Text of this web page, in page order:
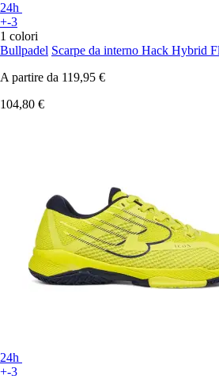
24h
+-3
1 colori
Bullpadel Scarpe da interno Hack Hybrid
A partire da 119,95 €
104,80 €
24h
+-3